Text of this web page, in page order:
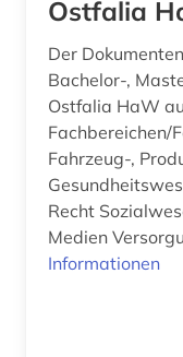
schutzbau (1)
sicherheit (1)
spanien (1)
Ostfalia
Der
Bachelor-,
Ostfalia HaW
Fachbereichen/
Fahrzeug-,
Gesundheitswesen Informatik
Recht Sozialwesen Verkehr-Sport-Tourismus-
Informationen